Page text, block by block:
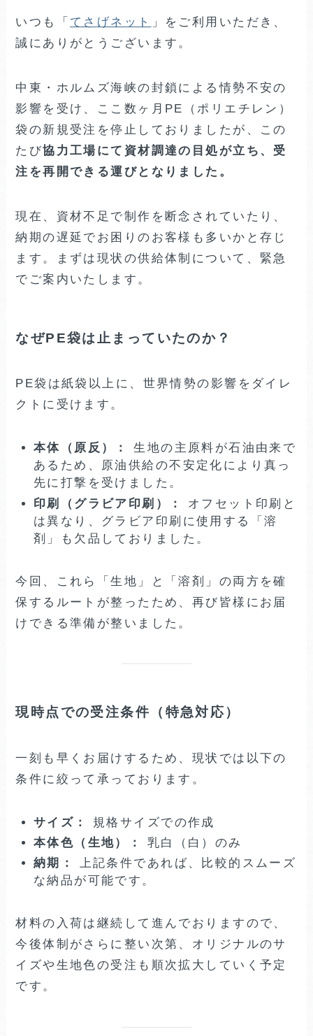
いつも「 てさげネット
」をご利用いただき、
誠にありがとうございます。
中東・ホルムズ海峡の封鎖による情勢不安の
影響を受け、ここ数ヶ月PE（ポリエチレン）
袋の新規受注を停止しておりましたが、この
たび協力工場にて資材調達の目処が立ち、受
注を再開できる運びとなりました。
現在、資材不足で制作を断念されていたり、
納期の遅延でお困りのお客様も多いかと存じ
ます。まずは現状の供給体制について、緊急
でご案内いたします。
なぜPE袋は止まっていたのか？
PE袋は紙袋以上に、世界情勢の影響をダイレ
クトに受けます。
本体（原反）：
生地の主原料が石油由来で
あるため、原油供給の不安定化により真っ
先に打撃を受けました。
印刷（グラビア印刷）：
オフセット印刷と
は異なり、グラビア印刷に使用する「溶
剤」も欠品しておりました。
今回、これら「生地」と「溶剤」の両方を確
保するルートが整ったため、再び皆様にお届
けできる準備が整いました。
現時点での受注条件（特急対応）
一刻も早くお届けするため、現状では以下の
条件に絞って承っております。
サイズ：
規格サイズでの作成
本体色（生地）：
乳白（白）のみ
納期：
上記条件であれば、比較的スムーズ
な納品が可能です。
材料の入荷は継続して進んでおりますので、
今後体制がさらに整い次第、オリジナルのサ
イズや生地色の受注も順次拡大していく予定
です。